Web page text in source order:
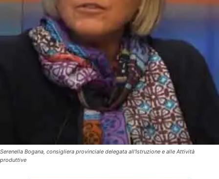
Serenella Bogana, consigliera provinciale delegata all'Istruzione e alle Attività
produttive